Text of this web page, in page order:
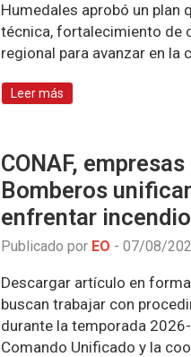
Humedales aprobó un plan
técnica, fortalecimiento de
regional para avanzar en la
Leer más
CONAF,
Bomberos
enfrentar
Publicado por EO - 07/08/
Descargar artículo en
buscan trabajar con
durante la temporada
Comando Unificado y la